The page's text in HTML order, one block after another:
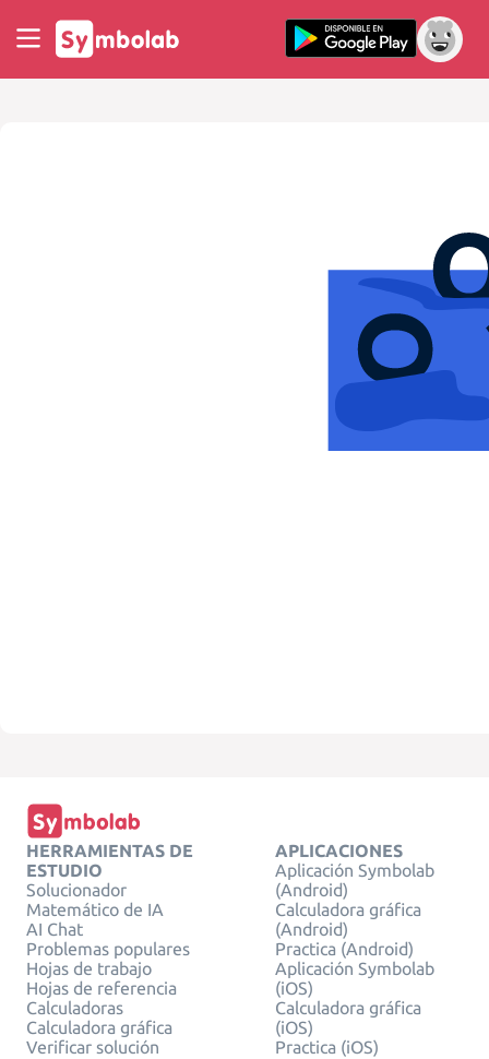
HERRAMIENTAS DE
ESTUDIO
Solucionador
Matemático de IA
AI Chat
Problemas populares
Hojas de trabajo
Hojas de referencia
Calculadoras
Calculadora gráfica
Verificar solución
APLICACIONES
Aplicación Symbolab
(Android)
Calculadora gráfica
(Android)
Practica (Android)
Aplicación Symbolab
(iOS)
Calculadora gráfica
(iOS)
Practica (iOS)